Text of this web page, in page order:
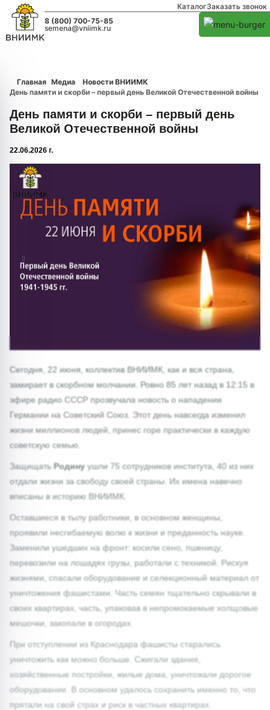
КаталогЗаказать звонок
8 (800) 700-75-85
semena@vniimk.ru
Главная Медиа
Новости ВНИИМК
День памяти и скорби – первый день Великой Отечественной войны
День памяти и скорби – первый день
Великой Отечественной войны
22.06.2026 г.
Сегодня, 22 июня, коллектив ВНИИМК, как и вся страна,
замирает в скорбном молчании. Ровно 85 лет назад в 12:15 в
эфире радио СССР прозвучала новость о нападении
Германии на Советский Союз. Этот день навсегда изменил
жизни миллионов людей, принес горе практически в каждую
советскую семью.
Защищать Родину ушли 75 сотрудников института, 40 из них
отдали жизни за свободу своей страны. Их имена навечно
вписаны в историю ВНИИМК.
Оставшиеся в тылу работники, в основном женщины,
проявили несгибаемую волю к жизни и преданность науке.
Заменили ушедших на фронт: косили сено, пшеницу,
перевозили на лошадях грузы, работали с техникой. Рискуя
жизнями, спасали оборудование и селекционный материал от
уничтожения фашистами. Часть семян тщательно скрывали в
своих квартирах, часть, упаковав в непромокаемые холщовые
мешочки, закопали в огородах.
При отступлении из Краснодара фашисты старались
уничтожить как можно больше. Сжигали здания,
хозяйственные постройки, жилые дома, уничтожали дорогое
оборудование. В основном удалось сохранить именно то, что
прятали на свой страх и риск в частных квартирах.